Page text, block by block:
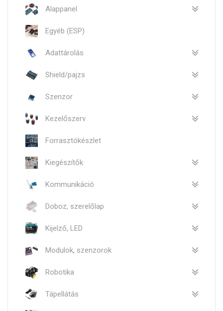
Alappanel
Egyéb (ESP)
Adattárolás
Shield/pajzs
Szenzor
Kezelőszerv
Forrasztókészlet
Kiegészítők
Kommunikáció
Doboz, szerelőlap
Kijelző, LED
Modulok, szenzorok
Robotika
Tápellátás